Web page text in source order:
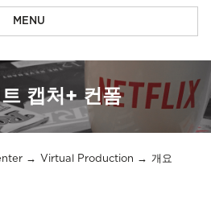
MENU
캡처+ 컨폼
Virtual Production 개요